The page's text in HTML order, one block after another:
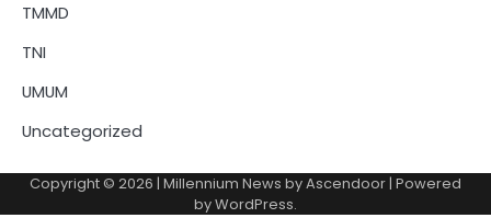
TMMD
TNI
UMUM
Uncategorized
Copyright © 2026 | Millennium News byAscendoor | Powered
byWordPress.